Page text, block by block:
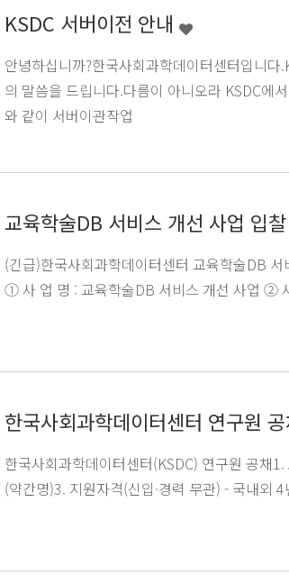
KSDC 서버이전 안내
안녕하십니까?한국사회과학데이터센터입니
의 말씀을 드립니다.다름이 아니오라 KSDC에
와 같이 서버이관작업
교육학술DB 서비스 개선 사업 입
(긴급)한국사회과학데이터센터 교육학술DB
① 사 업 명 : 교육학술DB 서비스 개선 사업 ②
한국사회과학데이터센터 연구원
한국사회과학데이터센터(KSDC) 연구원 공채
(약간명)3. 지원자격(신입·경력 무관) - 국내외